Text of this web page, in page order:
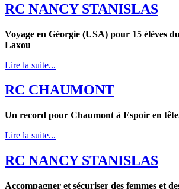
RC NANCY STANISLAS
Voyage en Géorgie (USA) pour 15 élèves
Laxou
Lire la suite...
RC CHAUMONT
Un record pour Chaumont à Espoir en
Lire la suite...
RC NANCY STANISLAS
Accompagner et sécuriser des femmes et